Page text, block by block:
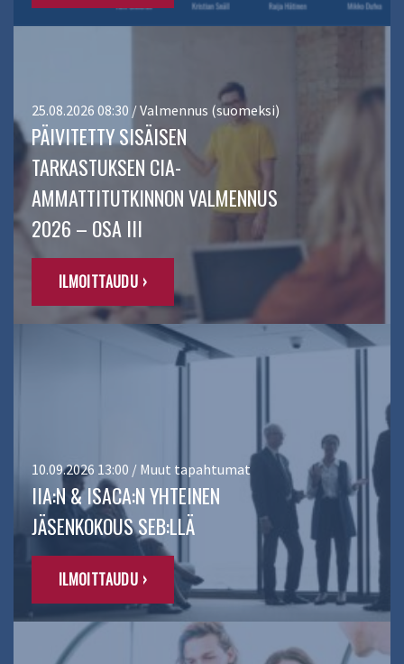
25.08.2026 08:30 / Valmennus (suomeksi)
PÄIVITETTY SISÄISEN
TARKASTUKSEN CIA-
AMMATTITUTKINNON VALMENNUS
2026 – OSA III
ILMOITTAUDU ›
10.09.2026 13:00 / Muut tapahtumat
IIA:N & ISACA:N YHTEINEN
JÄSENKOKOUS SEB:LLÄ
ILMOITTAUDU ›